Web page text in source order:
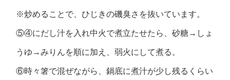
※炒めることで、ひじきの磯臭さを抜いています。
⑤④にだし汁を入れ中火で煮立たせたら、砂糖→しょ
うゆ→みりんを順に加え、弱火にして煮る。
⑥時々箸で混ぜながら、鍋底に煮汁が少し残るくらい